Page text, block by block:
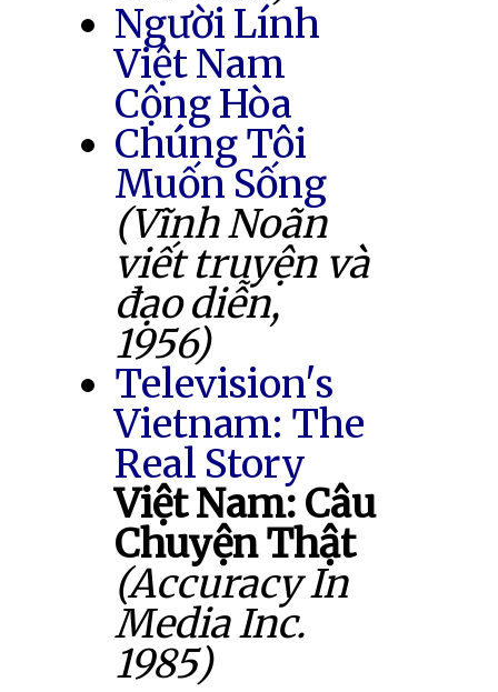
Người Lính
Việt Nam
Cộng Hòa
Chúng Tôi
Muốn Sống
(Vĩnh Noãn
viết truyện và
đạo diễn,
1956)
Television's
Vietnam: The
Real Story
Việt Nam: Câu
Chuyện Thật
(Accuracy In
Media Inc.
1985)